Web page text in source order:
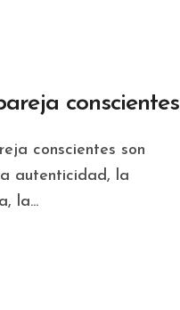
conscientes
autenticidad, la
la...